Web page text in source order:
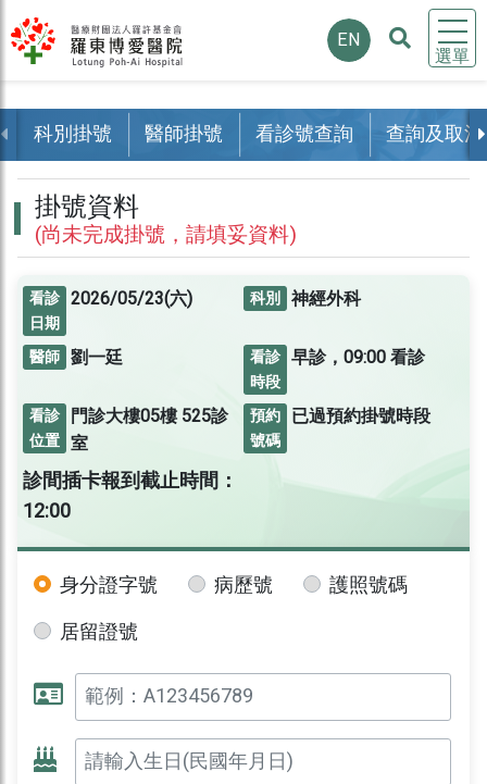
選單
EN
科別掛號 醫師掛號 看診號查詢 查詢及取消
掛號資料
(尚未完成掛號，請填妥資料)
看診
日期
2026/05/23(六) 科別 神經外科
醫師 劉一廷
看診
時段
早診，09:00 看診
看診
位置
門診大樓05樓 525診
室
預約
號碼
已過預約掛號時段
診間插卡報到截止時間：
12:00
身分證字號 病歷號
護照號碼
居留證號